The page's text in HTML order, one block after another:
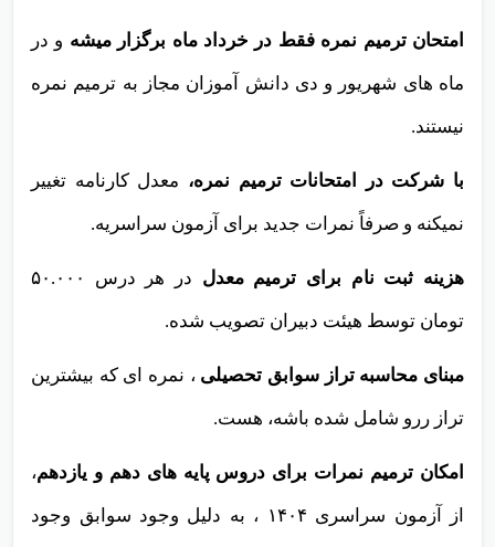
امتحان ترمیم نمره فقط در خرداد ماه برگزار میشه و در
ماه های شهریور و دی دانش آموزان مجاز به ترمیم نمره
نیستند.
با شرکت در امتحانات ترمیم نمره، معدل کارنامه تغییر
نمیکنه و صرفاً نمرات جدید برای آزمون سراسریه.
هزینه ثبت نام برای ترمیم معدل در هر درس ۵۰.۰۰۰
تومان توسط هیئت دبیران تصویب شده.
مبنای محاسبه تراز سوابق تحصیلی، نمره ای که بیشترین
تراز ررو شامل شده باشه، هست.
امکان ترمیم نمرات برای دروس پایه های دهم و یازدهم،
از آزمون سراسری ۱۴۰۴ ، به دلیل وجود سوابق وجود